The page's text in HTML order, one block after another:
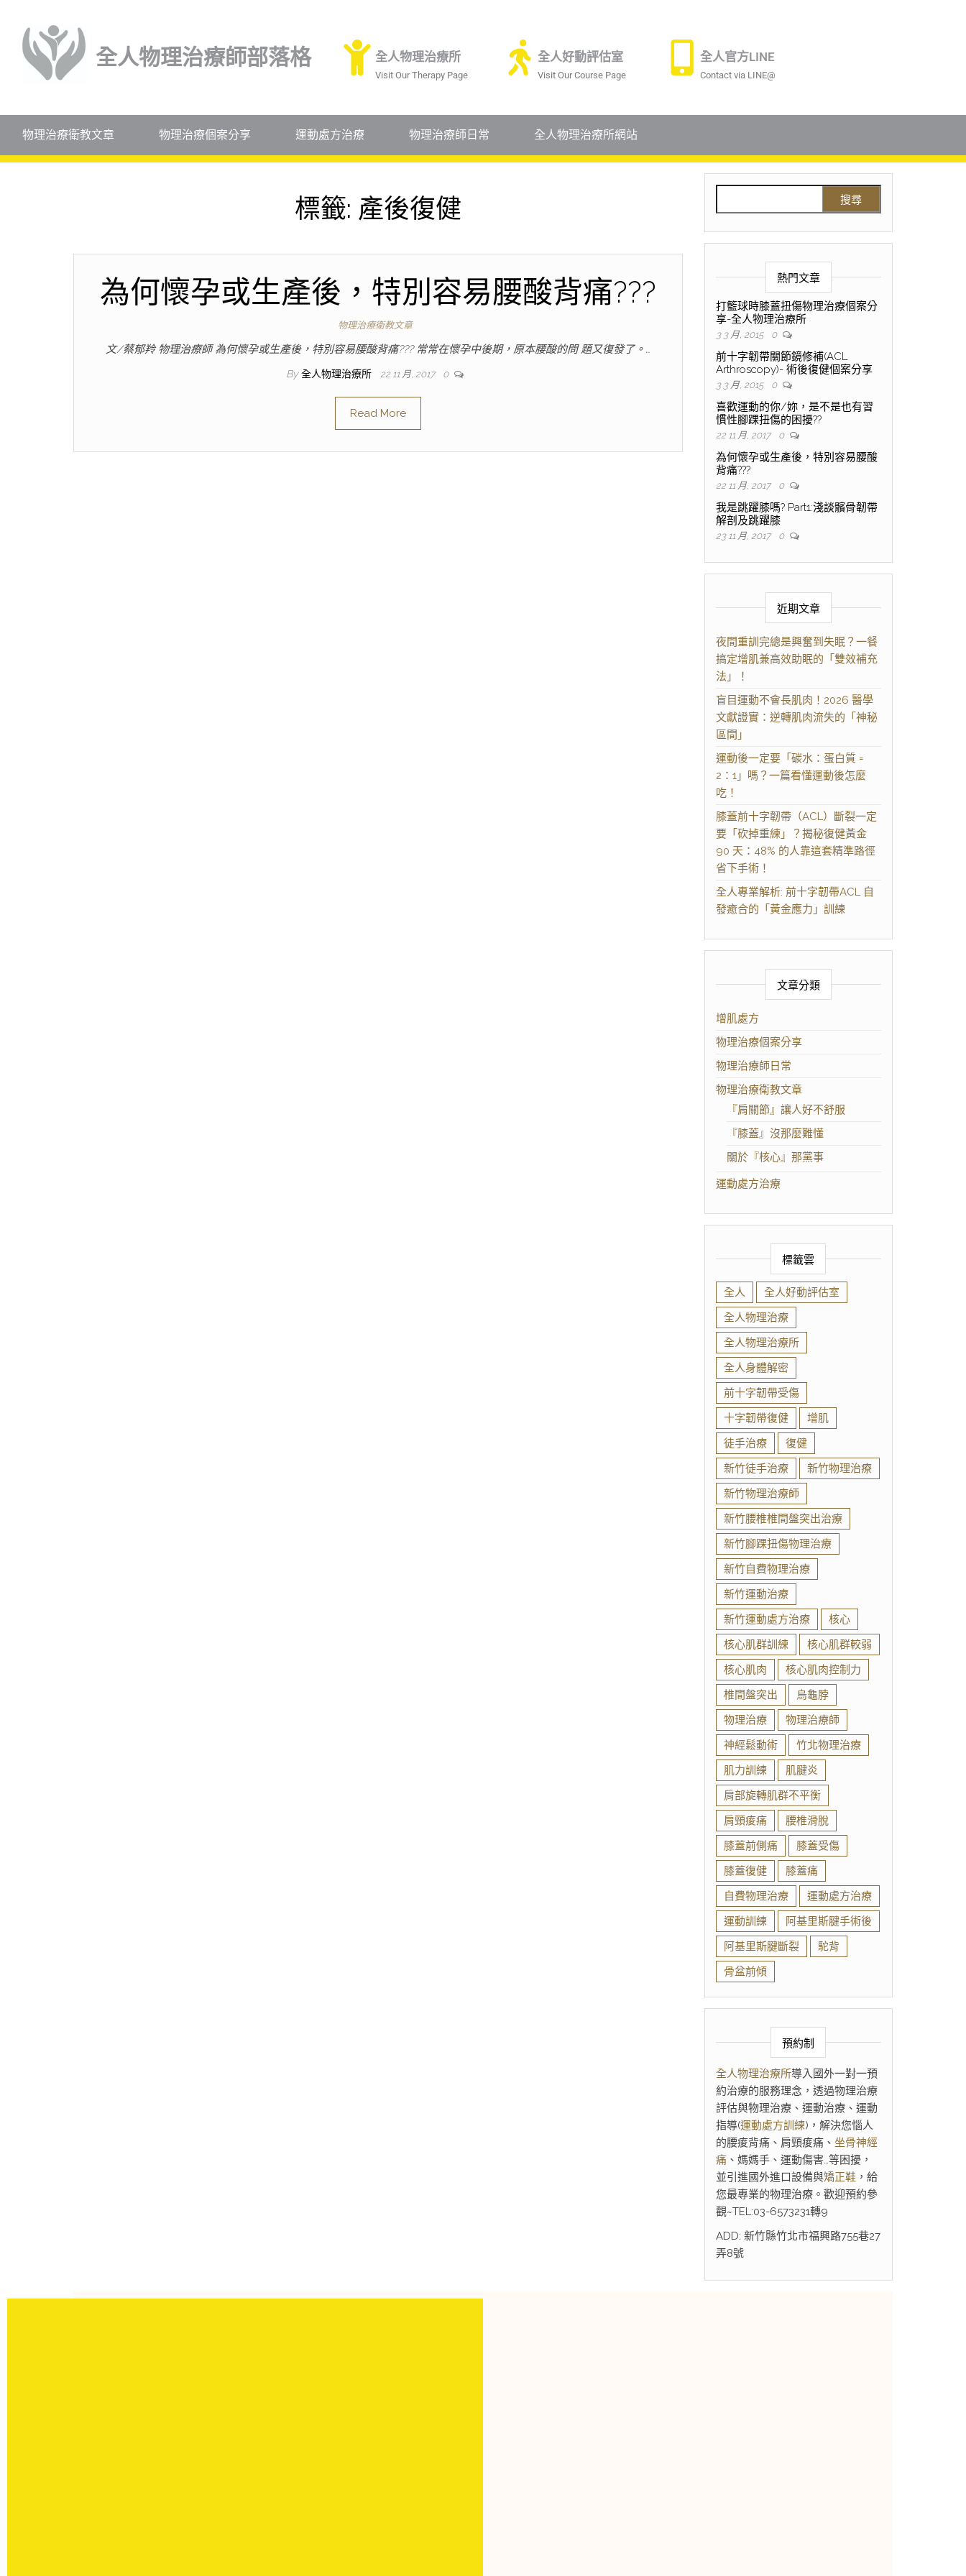
全人物理治療師部落格 全人物理治療所
Visit Our Therapy Page
全人好動評估室
Visit Our Course Page
全人官方LINE
Contact via LINE@
物理治療衛教文章 物理治療個案分享 運動處方治療 物理治療師日常 全人物理治療所網站
標籤: 產後復健
為何懷孕或生產後，特別容易腰酸背痛???
物理治療衛教文章
文/蔡郁羚 物理治療師 為何懷孕或生產後，特別容易腰酸背痛??? 常常在懷孕中後期，原本腰酸的問 題又復發了。…
By 全人物理治療所 22 11 月, 2017 0
Read More
熱門文章
打籃球時膝蓋扭傷物理治療個案分
享-全人物理治療所
3 3 月, 2015 0
前十字韌帶關節鏡修補(ACL
Arthroscopy)- 術後復健個案分享
3 3 月, 2015 0
喜歡運動的你/妳，是不是也有習
慣性腳踝扭傷的困擾??
22 11 月, 2017 0
為何懷孕或生產後，特別容易腰酸
背痛???
22 11 月, 2017 0
我是跳躍膝嗎? Part1:淺談髕骨韌帶
解剖及跳躍膝
23 11 月, 2017 0
近期文章
夜間重訓完總是興奮到失眠？一餐
搞定增肌兼高效助眠的「雙效補充
法」！
盲目運動不會長肌肉！2026 醫學
文獻證實：逆轉肌肉流失的「神秘
區間」
運動後一定要「碳水：蛋白質 =
2：1」嗎？一篇看懂運動後怎麼
吃！
膝蓋前十字韌帶（ACL）斷裂一定
要「砍掉重練」？揭秘復健黃金
90 天：48% 的人靠這套精準路徑
省下手術！
全人專業解析: 前十字韌帶ACL 自
發癒合的「黃金應力」訓練
文章分類
增肌處方
物理治療個案分享
物理治療師日常
物理治療衛教文章
『肩關節』讓人好不舒服
『膝蓋』沒那麼難懂
關於『核心』那黨事
運動處方治療
標籤雲
全人
全人好動評估室
全人物理治療
全人物理治療所
全人身體解密
前十字韌帶受傷
十字韌帶復健
增肌
徒手治療
復健
新竹徒手治療
新竹物理治療
新竹物理治療師
新竹腰椎椎間盤突出治療
新竹腳踝扭傷物理治療
新竹自費物理治療
新竹運動治療
新竹運動處方治療
核心
核心肌群訓練
核心肌群較弱
核心肌肉
核心肌肉控制力
椎間盤突出
烏龜脖
物理治療
物理治療師
神經鬆動術
竹北物理治療
肌力訓練
肌腱炎
肩部旋轉肌群不平衡
肩頸痠痛
腰椎滑脫
膝蓋前側痛
膝蓋受傷
膝蓋復健
膝蓋痛
自費物理治療
運動處方治療
運動訓練
阿基里斯腱手術後
阿基里斯腱斷裂
駝背
骨盆前傾
預約制
全人物理治療所導入國外一對一預
約治療的服務理念，透過物理治療
評估與物理治療、運動治療、運動
指導(運動處方訓練)，解決您惱人
的腰痠背痛、肩頸痠痛、 坐骨神經
痛、媽媽手、運動傷害…等困擾，
並引進國外進口設備與矯正鞋，給
您最專業的物理治療。歡迎預約參
觀~TEL:03-6573231轉9
ADD: 新竹縣竹北市福興路755巷27
弄8號